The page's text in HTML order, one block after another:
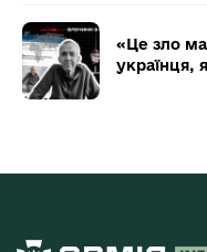
«Це зло
українця,